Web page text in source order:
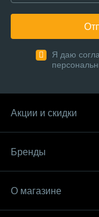
Я даю
Акции и скидки
Бренды
О магазине